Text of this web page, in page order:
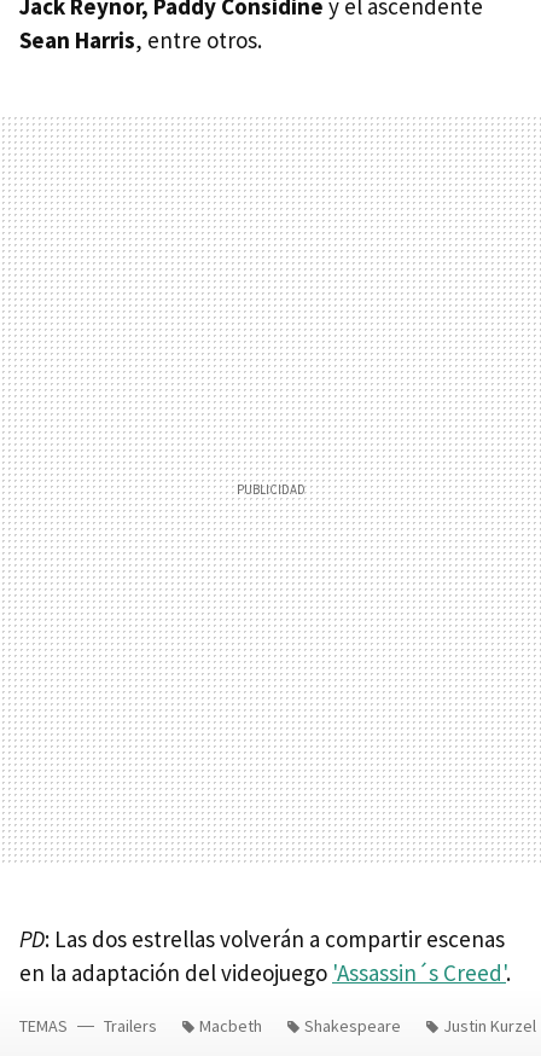
Jack Reynor, Paddy Considine y el ascendente
Sean Harris, entre otros.
PD: Las dos estrellas volverán a compartir escenas
en la adaptación del videojuego 'Assassin´s Creed'.
TEMAS Trailers Macbeth Shakespeare Justin Kurzel